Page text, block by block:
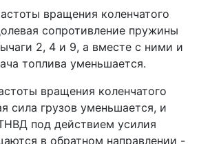
вращения коленчатого
сопротивление пружины
2, 4 и 9, а вместе с ними и
топлива уменьшается.
вращения коленчатого
сила грузов уменьшается, и
под действием усилия
в обратном направлении -